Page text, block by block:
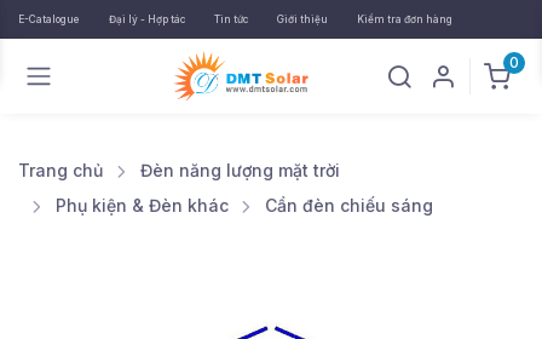
E-Catalogue Đại lý - Hợp tác Tin tức Giới thiệu Kiểm tra đơn hàng
0
Trang chủ
Đèn năng lượng mặt trời
Phụ kiện & Đèn khác
Cần đèn chiếu sáng